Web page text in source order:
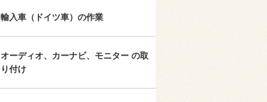
輸入車（ドイツ車）の作業
オーディオ、カーナビ、モニター の取
り付け